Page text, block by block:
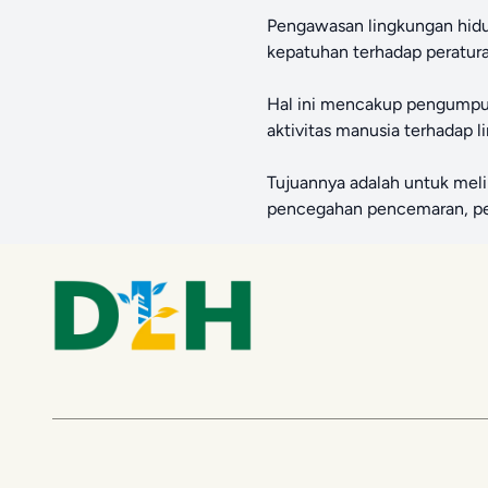
Pengawasan lingkungan
kepatuhan terhadap
Hal ini mencakup
aktivitas manusia terhadap
Tujuannya adalah untuk
pencegahan pencemaran,